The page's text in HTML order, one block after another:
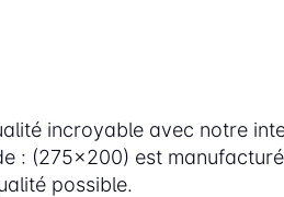
incroyable avec notre
: (275x200) est
possible.